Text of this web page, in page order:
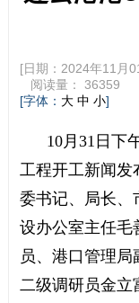
[日期：2024年11
阅读量： 36359
[字体： 大 中 小]
10月31日下午
工程开工新闻发
委书记、局长、
设办公室主任毛
员、港口管理
二级调研员金立